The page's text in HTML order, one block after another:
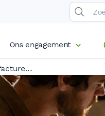
Ons engagement
Overzicht van je facturen en betalingen